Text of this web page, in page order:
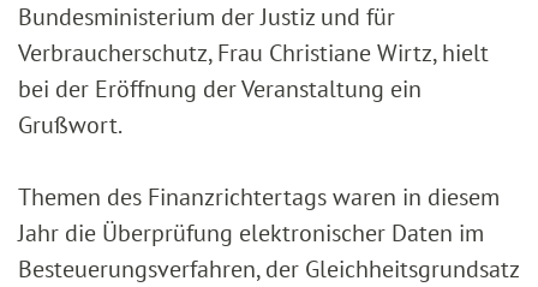
Bundesministerium der Justiz und für
Verbraucherschutz, Frau Christiane Wirtz, hielt
bei der Eröffnung der Veranstaltung ein
Grußwort.
Themen des Finanzrichtertags waren in diesem
Jahr die Überprüfung elektronischer Daten im
Besteuerungsverfahren, der Gleichheitsgrundsatz